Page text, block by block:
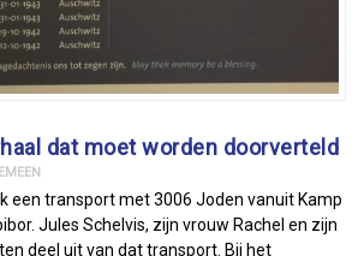
dat moet worden doorverteld
een transport met 3006 Joden vanuit Kamp
Jules Schelvis, zijn vrouw Rachel en zijn
deel uit van dat transport. Bij het